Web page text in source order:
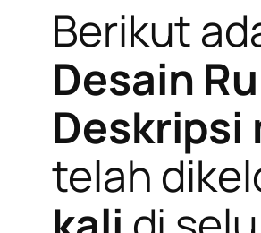
Berikut
Desain
Deskripsi
telah